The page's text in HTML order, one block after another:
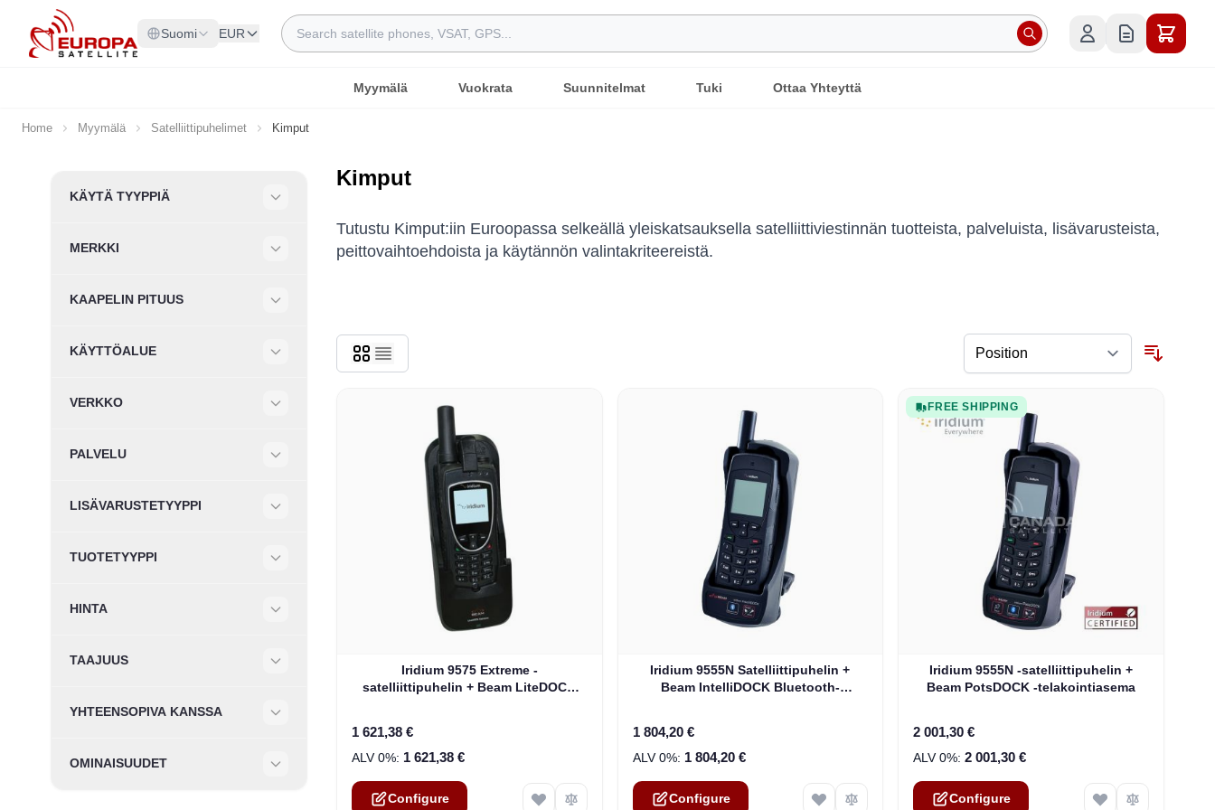
Skip to Content
Suomi EUR
Search
Myymälä Vuokrata Suunnitelmat Tuki Ottaa Yhteyttä
Home Myymälä Satelliittipuhelimet Kimput
Skip to product list
KÄYTÄ TYYPPIÄ
MERKKI
KAAPELIN PITUUS
KÄYTTÖALUE
VERKKO
PALVELU
LISÄVARUSTETYYPPI
TUOTETYYPPI
HINTA
TAAJUUS
YHTEENSOPIVA KANSSA
OMINAISUUDET
Kimput
Tutustu Kimput:iin Euroopassa selkeällä yleiskatsauksella satelliittiviestinnän tuotteista, palveluista, lisävarusteista,
peittovaihtoehdoista ja käytännön valintakriteereistä.
Iridium 9575 Extreme -
satelliittipuhelin + Beam LiteDOCK
The price depends on the options chosen on the product page
1 621,38 €
1 621,38 €
Configure
Iridium 9555N Satelliittipuhelin +
Beam IntelliDOCK Bluetooth-
The price depends on the options chosen on the product page
1 804,20 €
1 804,20 €
Configure
FREE SHIPPING
Iridium 9555N -satelliittipuhelin +
Beam PotsDOCK -telakointiasema
The price depends on the options chosen on
2 001,30 €
2 001,30 €
Configure